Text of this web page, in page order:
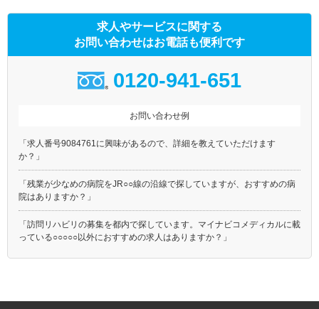
求人やサービスに関する
お問い合わせはお電話も便利です
0120-941-651
お問い合わせ例
「求人番号9084761に興味があるので、詳細を教えていただけます
か？」
「残業が少なめの病院をJR○○線の沿線で探していますが、おすすめの病
院はありますか？」
「訪問リハビリの募集を都内で探しています。マイナビコメディカルに載
っている○○○○○以外におすすめの求人はありますか？」